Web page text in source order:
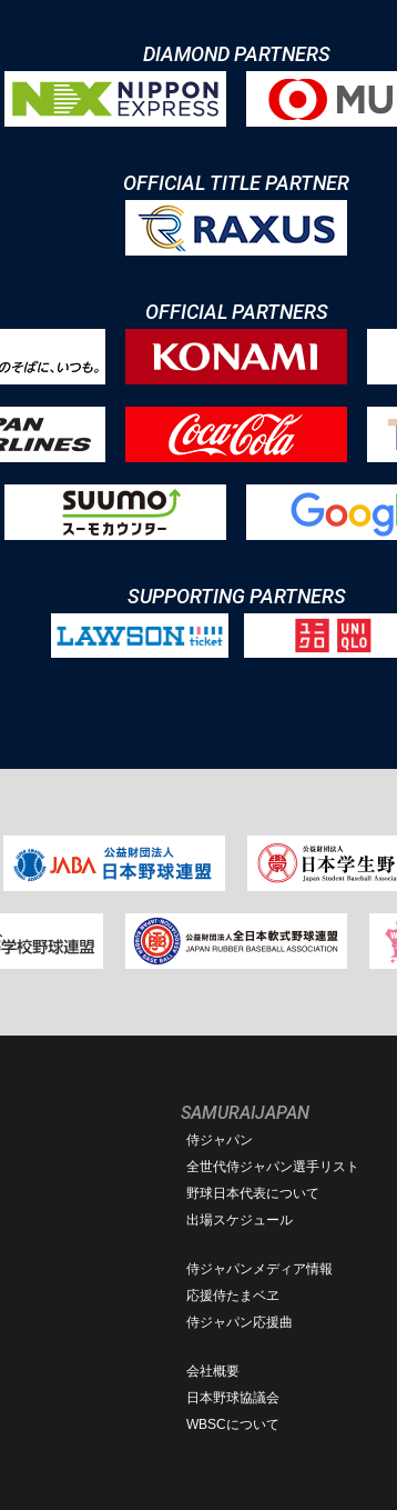
DIAMOND PARTNERS
OFFICIAL TITLE PARTNER
OFFICIAL PARTNERS
SUPPORTING PARTNERS
SAMURAIJAPAN
侍ジャパン
全世代侍ジャパン選手リスト
野球日本代表について
出場スケジュール
侍ジャパンメディア情報
応援侍たまベヱ
侍ジャパン応援曲
会社概要
日本野球協議会
WBSCについて